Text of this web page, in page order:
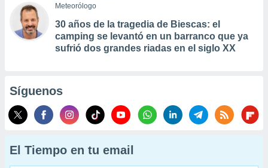
Meteorólogo
30 años de la tragedia de Biescas: el
camping se levantó en un barranco que ya
sufrió dos grandes riadas en el siglo XX
Síguenos
El Tiempo en tu email